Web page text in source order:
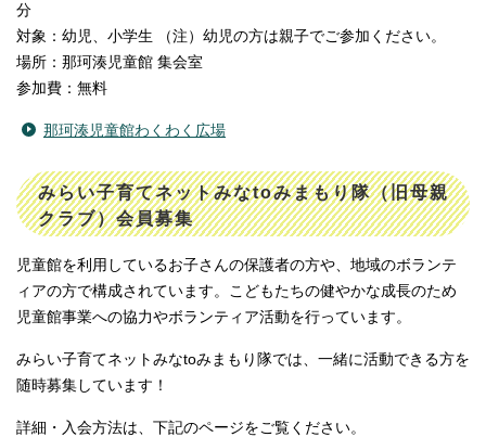
分
対象：幼児、小学生 （注）幼児の方は親子でご参加ください。
場所：那珂湊児童館 集会室
参加費：無料
那珂湊児童館わくわく広場
みらい子育てネットみなtoみまもり隊（旧母親
クラブ）会員募集
児童館を利用しているお子さんの保護者の方や、地域のボランテ
ィアの方で構成されています。こどもたちの健やかな成長のため
児童館事業への協力やボランティア活動を行っています。
みらい子育てネットみなtoみまもり隊では、一緒に活動できる方を
随時募集しています！
詳細・入会方法は、下記のページをご覧ください。